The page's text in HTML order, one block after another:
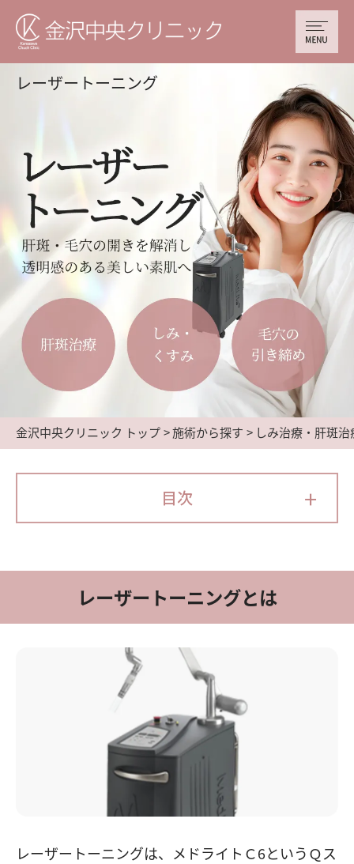
レーザートーニング
金沢中央クリニック トップ 施術から探す しみ治療・肝斑治
目次 +
レーザートーニングとは
レーザートーニングは、メドライトＣ6というＱス